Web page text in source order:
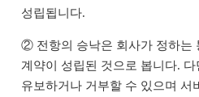
성립됩니다.
② 전항의 승낙은 회사가 정하는
계약이 성립된 것으로 봅니다.
유보하거나 거부할 수 있으며 서